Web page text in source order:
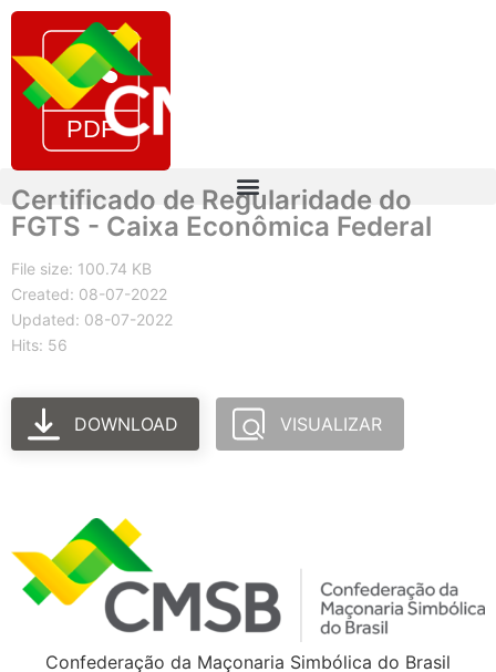
Certificado de Regularidade do
FGTS - Caixa Econômica Federal
File size: 100.74 KB
Created: 08-07-2022
Updated: 08-07-2022
Hits: 56
DOWNLOAD VISUALIZAR
Confederação da Maçonaria Simbólica do Brasil